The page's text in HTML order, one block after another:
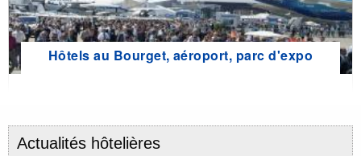
Hôtels au Bourget, aéroport, parc d'expo
Actualités hôtelières